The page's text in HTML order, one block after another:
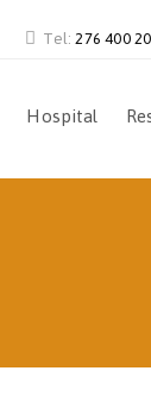
Tel:276 400
Hospital